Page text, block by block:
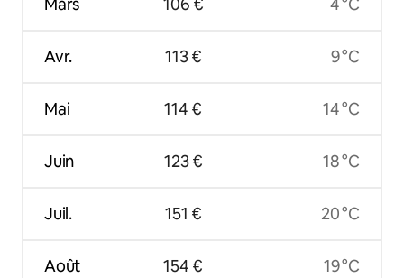
Mars
Avr.
Mai
Juin
Juil.
Août
106 €
113 €
114 €
123 €
151 €
154 €
4 °C
9 °C
14 °C
18 °C
20 °C
19 °C